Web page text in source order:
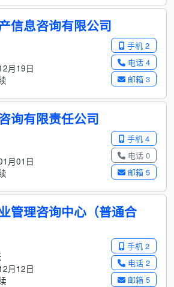
信息咨询有限公司
手机 2
电话 4
邮箱 3
月19日
询有限责任公司
手机 4
电话 0
邮箱 5
月01日
管理咨询中心（普通合
手机 2
电话 2
邮箱 5
月12日